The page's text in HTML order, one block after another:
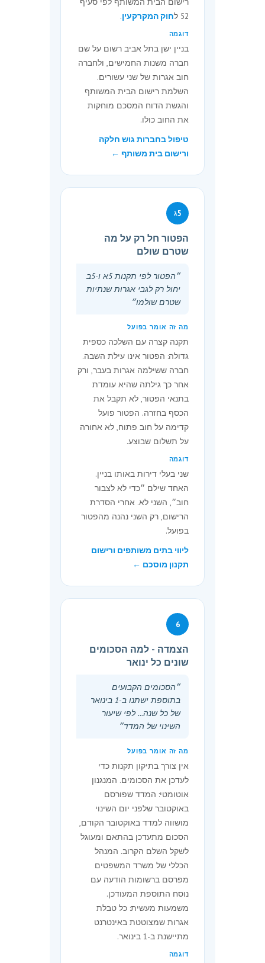
מעודכן ל-1 בינואר 2026)
התוספת לתקנות החברות (אגרות) - פירוט
האגרות
פרט בעד
1
רישום חברה,
למעט חברה
הציבור
לתקנות
החברות
רישום
וטפסים),
התש״ס-1999
1
הגשת בקשה
לרישום חברה
לתועלת
הציבור
עיון בתיק
2
חברה,
באינטרנט,
לכל חברה
באינטרנט,
לכל תוצאה
תעודת שינוי
שם או תעודה
משוחזרת
קבלת העתק
מסמך מסוים
הסרוק, לכל
מסמך
4-7 (נמחקו)
מיזוג, לכל
חברה
מתמזגת,
למעט חברה
לתועלת
הציבור
8א
הגשת הצעת
מיזוג בידי
52 ל
חוק המקרקעין.
דוגמה
בניין ישן בתל אביב רשום על שם
חברה משנות החמישים, ולחברה
חוב אגרות של שני עשורים.
השלמת רישום הבית המשותף
והגשת הדוח המסכם מוחקות
את החוב כולו.
טיפול בחברות גוש חלקה
ורישום בית משותף ←
5ג
הפטור חל רק על מה
שטרם שולם
״הפטור לפי תקנות 5א ו-5ב
יחול רק לגבי אגרות שנתיות
שטרם שולמו״
מה זה אומר בפועל
תקנה קצרה עם השלכה כספית
גדולה: הפטור אינו עילת השבה.
חברה ששילמה אגרות בעבר, ורק
אחר כך גילתה שהיא עומדת
בתנאי הפטור, לא תקבל את
הכסף בחזרה. הפטור פועל
קדימה על חוב פתוח, לא אחורה
על תשלום שבוצע.
דוגמה
שני בעלי דירות באותו בניין.
האחד שילם ״כדי לא לצבור
חוב״, השני לא. אחרי הסדרת
הרישום, רק השני נהנה מהפטור
בפועל.
ליווי בתים משותפים ורישום
תקנון מוסכם ←
6
הצמדה - למה הסכומים
שונים כל ינואר
״הסכומים הקבועים
בתוספת ישתנו ב-1 בינואר
של כל שנה... לפי שיעור
השינוי של המדד״
מה זה אומר בפועל
אין צורך בתיקון תקנות כדי
לעדכן את הסכומים. המנגנון
אוטומטי: המדד שפורסם
באוקטובר שלפני יום השינוי
מושווה למדד באוקטובר הקודם,
הסכום מתעדכן בהתאם ומעוגל
לשקל השלם הקרוב. המנהל
הכללי של משרד המשפטים
מפרסם ברשומות הודעה עם
נוסח התוספת המעודכן.
משמעות מעשית: כל טבלת
אגרות שמצוטטת באינטרנט
מתיישנת ב-1 בינואר.
דוגמה